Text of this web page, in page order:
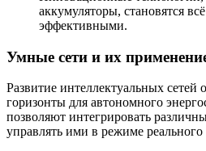
аккумуляторы, становятся
эффективными.
Умные сети и их
Развитие интеллектуальных сетей
горизонты для автономного
позволяют интегрировать
управлять ими в режиме